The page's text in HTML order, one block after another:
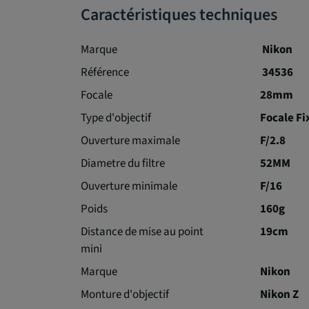
Caractéristiques techniques
Marque
Nikon
Référence
34536
Focale
28mm
Type d'objectif
Focale
Ouverture maximale
F/2.8
Diametre du filtre
52MM
Ouverture minimale
F/16
Poids
160g
Distance de mise au point
mini
19cm
Marque
Nikon
Monture d'objectif
Nikon Z